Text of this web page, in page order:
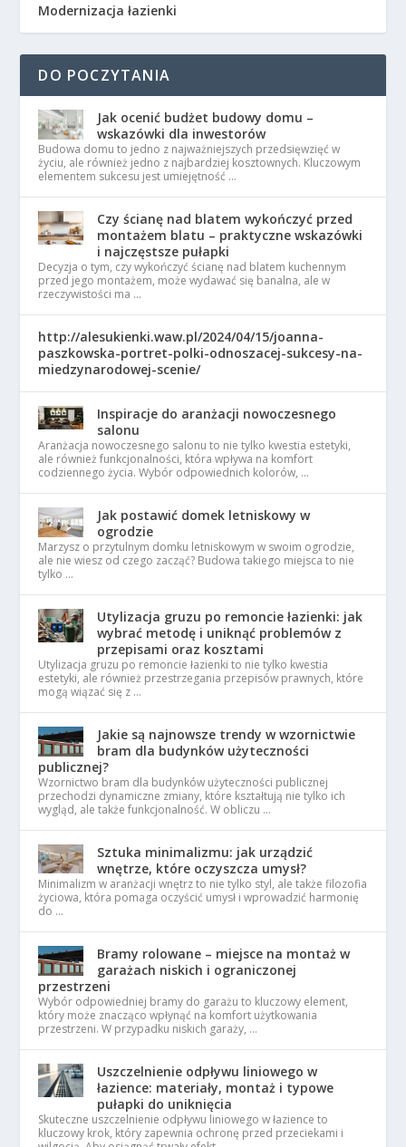
Modernizacja łazienki
DO POCZYTANIA
Jak ocenić budżet budowy domu –
wskazówki dla inwestorów
Budowa domu to jedno z najważniejszych przedsięwzięć w
życiu, ale również jedno z najbardziej kosztownych. Kluczowym
elementem sukcesu jest umiejętność …
Czy ścianę nad blatem wykończyć przed
montażem blatu – praktyczne wskazówki
i najczęstsze pułapki
Decyzja o tym, czy wykończyć ścianę nad blatem kuchennym
przed jego montażem, może wydawać się banalna, ale w
rzeczywistości ma …
http://alesukienki.waw.pl/2024/04/15/joanna-
paszkowska-portret-polki-odnoszacej-sukcesy-na-
miedzynarodowej-scenie/
Inspiracje do aranżacji nowoczesnego
salonu
Aranżacja nowoczesnego salonu to nie tylko kwestia estetyki,
ale również funkcjonalności, która wpływa na komfort
codziennego życia. Wybór odpowiednich kolorów, …
Jak postawić domek letniskowy w
ogrodzie
Marzysz o przytulnym domku letniskowym w swoim ogrodzie,
ale nie wiesz od czego zacząć? Budowa takiego miejsca to nie
tylko …
Utylizacja gruzu po remoncie łazienki: jak
wybrać metodę i uniknąć problemów z
przepisami oraz kosztami
Utylizacja gruzu po remoncie łazienki to nie tylko kwestia
estetyki, ale również przestrzegania przepisów prawnych, które
mogą wiązać się z …
Jakie są najnowsze trendy w wzornictwie
bram dla budynków użyteczności
publicznej?
Wzornictwo bram dla budynków użyteczności publicznej
przechodzi dynamiczne zmiany, które kształtują nie tylko ich
wygląd, ale także funkcjonalność. W obliczu …
Sztuka minimalizmu: jak urządzić
wnętrze, które oczyszcza umysł?
Minimalizm w aranżacji wnętrz to nie tylko styl, ale także filozofia
życiowa, która pomaga oczyścić umysł i wprowadzić harmonię
do …
Bramy rolowane – miejsce na montaż w
garażach niskich i ograniczonej
przestrzeni
Wybór odpowiedniej bramy do garażu to kluczowy element,
który może znacząco wpłynąć na komfort użytkowania
przestrzeni. W przypadku niskich garaży, …
Uszczelnienie odpływu liniowego w
łazience: materiały, montaż i typowe
pułapki do uniknięcia
Skuteczne uszczelnienie odpływu liniowego w łazience to
kluczowy krok, który zapewnia ochronę przed przeciekami i